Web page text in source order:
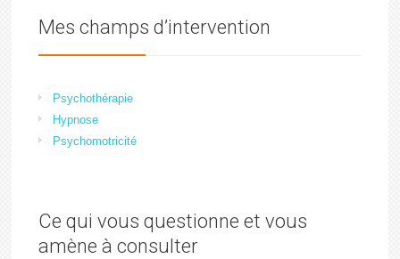
Mes champs d’intervention
Psychothérapie
Hypnose
Psychomotricité
Ce qui vous questionne et vous
amène à consulter